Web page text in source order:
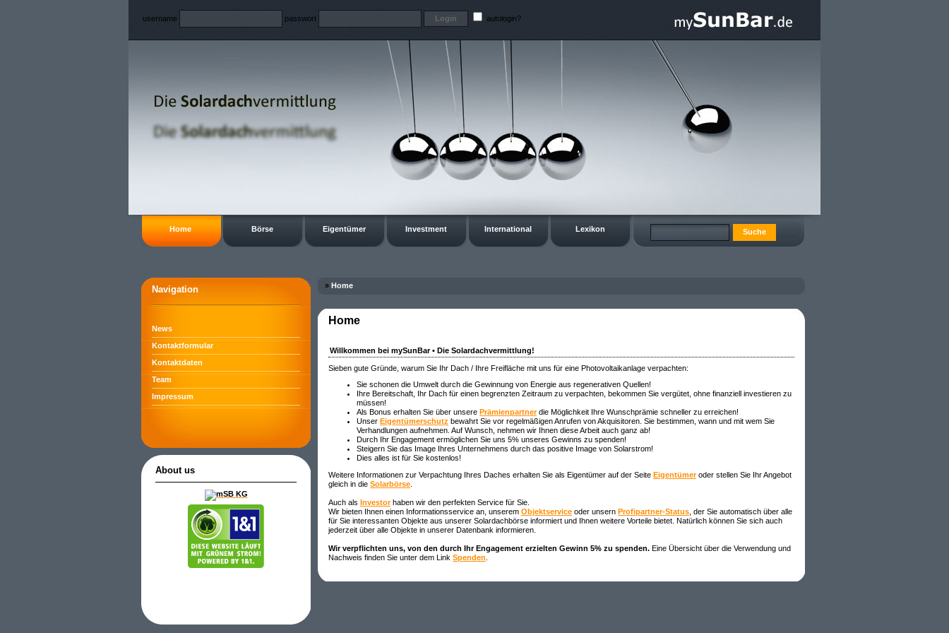
username passwort autologin?
Home Börse Eigentümer Investment International Lexikon
Navigation
News
Kontaktformular
Kontaktdaten
Team
Impressum
About us
» Home
Home
Willkommen bei mySunBar• Die Solardachvermittlung!
Sieben gute Gründe, warum Sie Ihr Dach / Ihre Freifläche mit uns für eine Photovoltaikanlage verpachten:
Sie schonen die Umwelt durch die Gewinnung von Energie aus regenerativen Quellen!
Ihre Bereitschaft, Ihr Dach für einen begrenzten Zeitraum zu verpachten, bekommen Sie vergütet, ohne finanziell investieren zu
müssen!
Als Bonus erhalten Sie über unsere Prämienpartnerdie Möglichkeit Ihre Wunschprämie schneller zu erreichen!
Unser Eigentümerschutz bewahrt Sie vor regelmäßigen Anrufen von Akquisitoren. Sie bestimmen, wann und mit wem Sie
Verhandlungen aufnehmen. Auf Wunsch, nehmen wir Ihnen diese Arbeit auch ganz ab!
Durch Ihr Engagement ermöglichen Sie uns 5% unseres Gewinns zu spenden!
Steigern Sie das Image Ihres Unternehmens durch das positive Image von Solarstrom!
Dies alles ist für Sie kostenlos!
Weitere Informationen zur Verpachtung Ihres Daches erhalten Sie als Eigentümer auf der Seite Eigentümeroder stellen Sie Ihr Angebot
gleich in die Solarbörse
Auch als Investorhaben wir den perfekten Service für Sie.
Wir bieten Ihnen einen Informationsservice an, unserem Objektservice oder unsern Profipartner-Status , der Sie automatisch über alle
für Sie interessanten Objekte aus unserer Solardachbörse informiert und Ihnen weitere Vorteile bietet. Natürlich können Sie sich auch
jederzeit über alle Objekte in unserer Datenbank informieren.
Wir verpflichten uns, von den durch Ihr Engagement erzielten Gewinn 5% zu spenden. Eine Übersicht über die Verwendung und
Nachweis finden Sie unter dem Link Spenden